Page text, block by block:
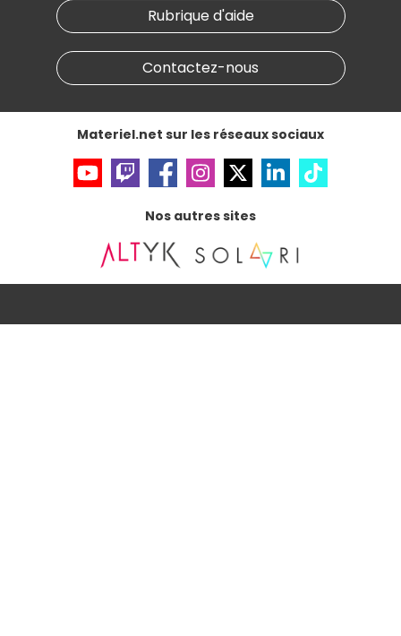
Materiel.net recrute
Notre programme d'affiliation
Nos marques
Conditions générales de vente
Informations légales
Données personnelles
Accessibilité : non conforme
Rubrique d'aide
Contactez-nous
Materiel.net sur les réseaux sociaux
Nos autres sites